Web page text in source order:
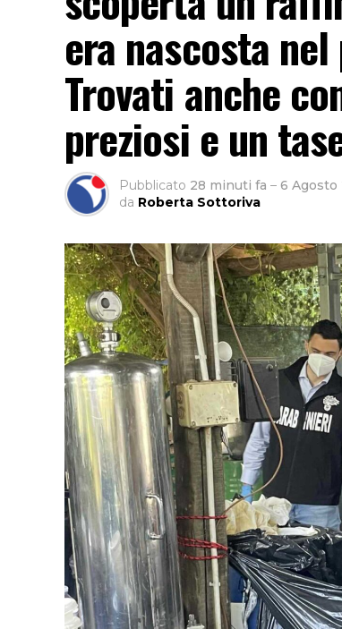
era nascosta
Trovati anche
preziosi e un
Pubblicato 28 minuti fa – 6 Agosto
da Roberta Sottoriva